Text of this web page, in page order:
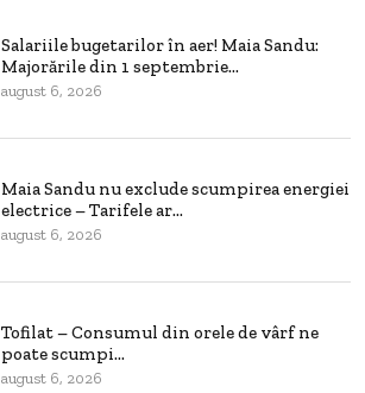
Salariile bugetarilor în aer! Maia Sandu:
Majorările din 1 septembrie...
august 6, 2026
Maia Sandu nu exclude scumpirea energiei
electrice – Tarifele ar...
august 6, 2026
Tofilat – Consumul din orele de vârf ne
poate scumpi...
august 6, 2026